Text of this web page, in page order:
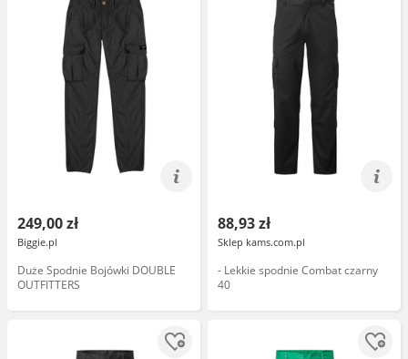
249,00 zł
Biggie.pl
Duże Spodnie Bojówki DOUBLE
OUTFITTERS
88,93 zł
Sklep kams.com.pl
- Lekkie spodnie Combat czarny
40